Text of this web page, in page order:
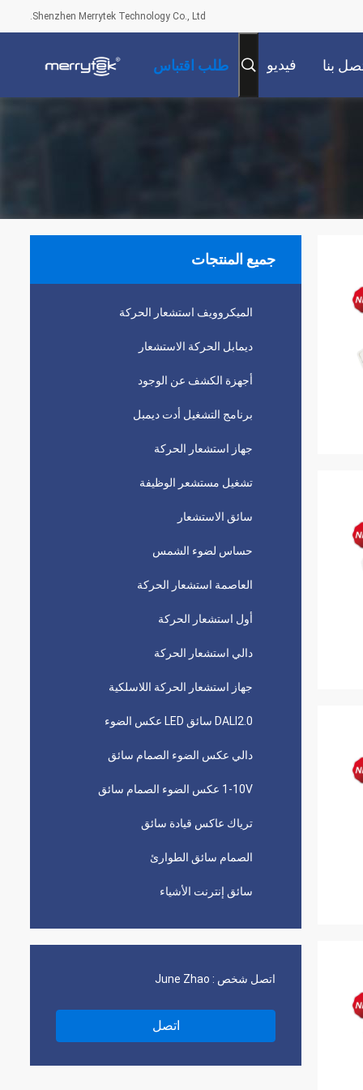
Shenzhen Merrytek Technology Co., Ltd.
بنا فيديو طلب اقتباس
جميع المنتجات
الميكروويف استشعار الحركة
ديمابل الحركة الاستشعار
أجهزة الكشف عن الوجود
برنامج التشغيل أدت ديمبل
جهاز استشعار الحركة
تشغيل مستشعر الوظيفة
سائق الاستشعار
حساس لضوء الشمس
العاصمة استشعار الحركة
أول استشعار الحركة
دالي استشعار الحركة
جهاز استشعار الحركة اللاسلكية
DALI2.0 سائق LED عكس الضوء
دالي عكس الضوء الصمام سائق
1-10V عكس الضوء الصمام سائق
ترياك عاكس قيادة سائق
الصمام سائق الطوارئ
سائق إنترنت الأشياء
اتصل شخص : June Zhao
اتصل